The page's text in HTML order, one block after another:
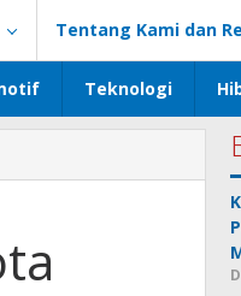
Tentang Kami dan
Teknologi